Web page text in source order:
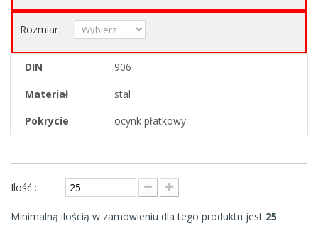
Rozmiar :
DIN
906
Materiał
stal
Pokrycie
ocynk płatkowy
Ilość :
Minimalną ilością w zamówieniu dla tego produktu jest 25